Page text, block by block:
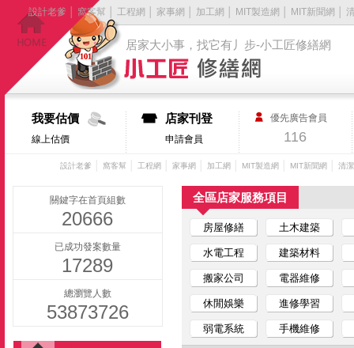
居家大小事，找它有丿步-小工匠修繕網
設計老爹 窩客幫 工程網 家事網 加工網 MIT製造網 MIT新聞網
我要估價
線上估價
店家刊登
申請會員
優先廣告會員
116
設計老爹 窩客幫 工程網 家事網 加工網 MIT製造網 MIT新聞網 清
關鍵字在首頁組數
20666
已成功發案數量
17289
總瀏覽人數
53873726
全區店家服務項目
房屋修繕 土木建築
水電工程 建築材料
搬家公司 電器維修
休閒娛樂 進修學習
弱電系統 手機維修